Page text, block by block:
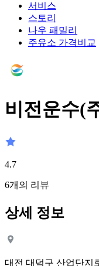
서비스
스토리
나우 패밀리
주유소 가격비교
비전운수(
4.7
6개의 리뷰
상세 정보
대전 대덕구 산업단지